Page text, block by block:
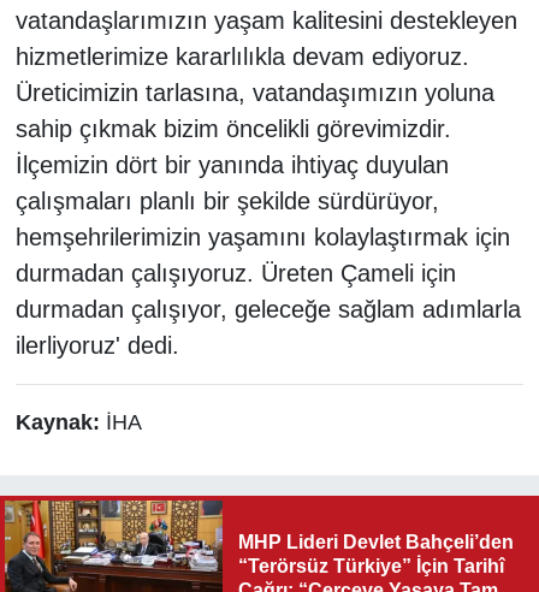
vatandaşlarımızın yaşam kalitesini destekleyen
hizmetlerimize kararlılıkla devam ediyoruz.
Üreticimizin tarlasına, vatandaşımızın yoluna
sahip çıkmak bizim öncelikli görevimizdir.
İlçemizin dört bir yanında ihtiyaç duyulan
çalışmaları planlı bir şekilde sürdürüyor,
hemşehrilerimizin yaşamını kolaylaştırmak için
durmadan çalışıyoruz. Üreten Çameli için
durmadan çalışıyor, geleceğe sağlam adımlarla
ilerliyoruz' dedi.
Kaynak: İHA
MHP Lideri Devlet Bahçeli’den
“Terörsüz Türkiye” İçin Tarihî